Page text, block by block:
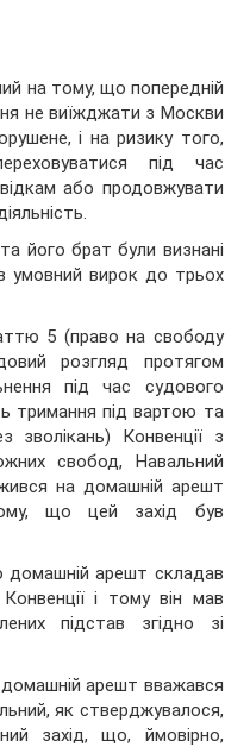
на тому, що попередній
не виїжджати з Москви
і на ризику того,
під час
або продовжувати
його брат були визнані
умовний вирок до трьох
5 (право на свободу
розгляд протягом
під час судового
тримання під вартою та
зволікань) Конвенції з
свобод, Навальний
на домашній арешт
що цей захід був
домашній арешт складав
і тому він мав
підстав згідно зі
арешт вважався
як стверджувалося,
захід, що, ймовірно,